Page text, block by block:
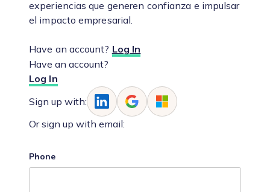
experiencias que generen confianza e impulsar
el impacto empresarial.
Have an account? Log In
Have an account?
Log In
Sign up with:
Or sign up with email:
Phone